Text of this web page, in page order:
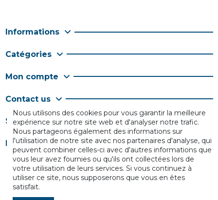
Informations
Catégories
Mon compte
Contact us
Suivez-nous
Newsletter
Nous utilisons des cookies pour vous garantir la meilleure
expérience sur notre site web et d'analyser notre trafic.
Nous partageons également des informations sur
l'utilisation de notre site avec nos partenaires d'analyse, qui
peuvent combiner celles-ci avec d'autres informations que
vous leur avez fournies ou qu'ils ont collectées lors de
votre utilisation de leurs services. Si vous continuez à
utiliser ce site, nous supposerons que vous en êtes
satisfait.